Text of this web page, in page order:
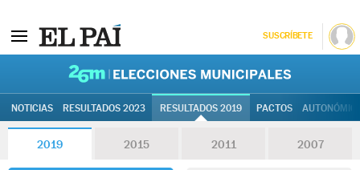
SUSCRÍBETE
NOTICIAS RESULTADOS 2023 RESULTADOS 2019 PACTOS
2019 2015 2011 2007